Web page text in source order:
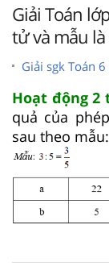
Giải Toán
tử và mẫu
Giải sgk Toán
Hoạt động 2
quả của
sau theo mẫu: